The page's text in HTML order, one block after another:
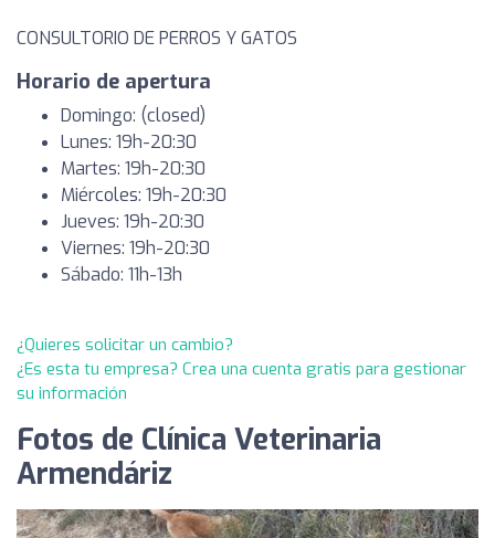
CONSULTORIO DE PERROS Y GATOS
Horario de apertura
Domingo: (closed)
Lunes: 19h-20:30
Martes: 19h-20:30
Miércoles: 19h-20:30
Jueves: 19h-20:30
Viernes: 19h-20:30
Sábado: 11h-13h
¿Quieres solicitar un cambio?
¿Es esta tu empresa? Crea una cuenta gratis para gestionar
su información
Fotos de Clínica Veterinaria
Armendáriz